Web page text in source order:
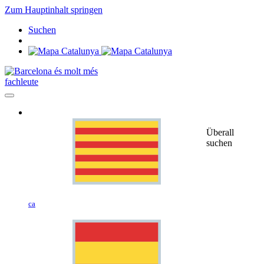
Zum Hauptinhalt springen
Suchen
fachleute
ca
Überall
suchen